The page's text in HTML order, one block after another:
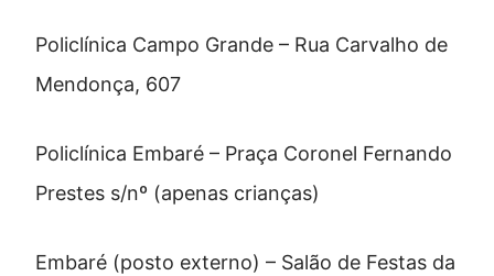
Policlínica Campo Grande – Rua Carvalho de
Mendonça, 607
Policlínica Embaré – Praça Coronel Fernando
Prestes s/nº (apenas crianças)
Embaré (posto externo) – Salão de Festas da